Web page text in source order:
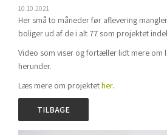
10.10.2021
Her små to måneder før aflevering
boliger ud af de i alt 77 som projektet
Video som viser og fortæller lidt mere om
herunder.
Læs mere om projektether.
TILBAGE